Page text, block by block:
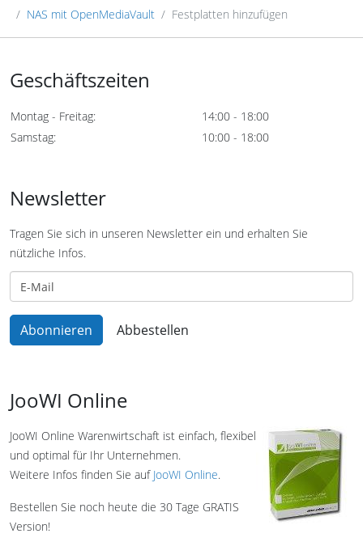
NAS mit OpenMediaVault
Festplatten hinzufügen
Geschäftszeiten
Montag - Freitag:
14:00 - 18:00
Samstag:
10:00 - 18:00
Newsletter
Tragen Sie sich in unseren Newsletter ein und erhalten Sie
nützliche Infos.
JooWI Online
JooWI Online Warenwirtschaft ist einfach, flexibel
und optimal für Ihr Unternehmen.
Weitere Infos finden Sie auf JooWI Online.
Bestellen Sie noch heute die 30 Tage GRATIS
Version!